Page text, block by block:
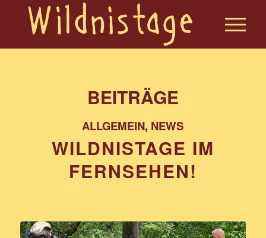
BEITRÄGE
ALLGEMEIN, NEWS
WILDNISTAGE IM
FERNSEHEN!